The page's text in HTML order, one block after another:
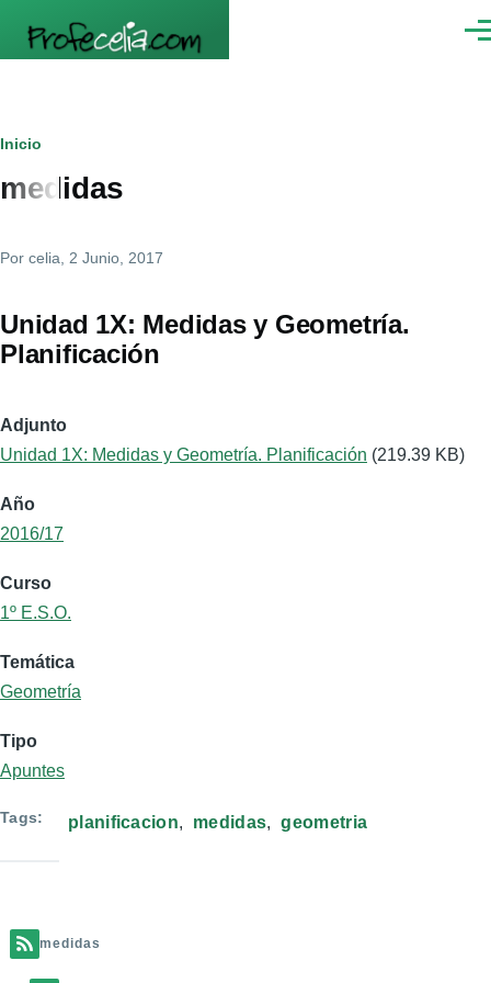
Ruta
de
Inicio
medidas
Por celia , 2 Junio, 2017
Unidad 1X: Medidas y Geometría.
Planificación
Adjunto
Unidad 1X: Medidas y Geometría. Planificación (219.39 KB)
Año
2016/17
Curso
1º E.S.O.
Temática
Geometría
Tipo
Apuntes
Tags planificacion medidas geometria
medidas